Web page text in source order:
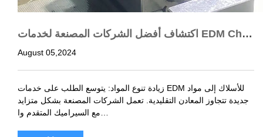
اكتشاف أفضل الشركات المصنعة لخدمات EDM Chin
a
August 05,2024
زيادة تنوع المواد: يتوسع الطلب على خدمات EDM للأسلاك إلى مواد
جديدة تتجاوز المعادن التقليدية. تعمل الشركات المصنعة بشكل متزايد